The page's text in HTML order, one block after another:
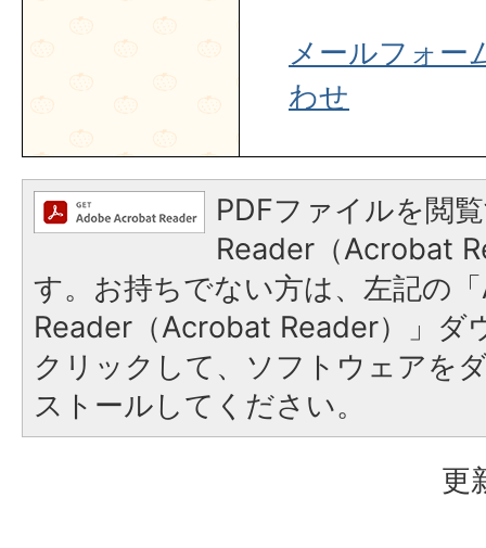
メールフォー
わせ
PDFファイルを閲
Reader（Acrobat
す。お持ちでない方は、左記の
Reader（Acrobat Reader）」ダ
クリックして、ソフトウェアを
ストールしてください。
更